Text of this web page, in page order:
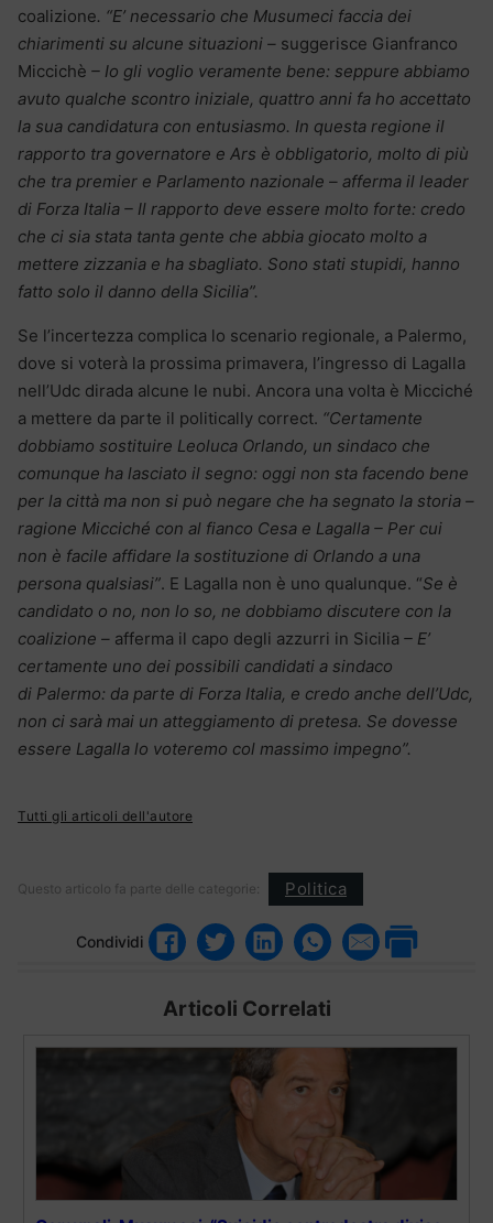
coalizione. “E’ necessario che Musumeci faccia dei
chiarimenti su alcune situazioni – suggerisce Gianfranco
Miccichè – Io gli voglio veramente bene: seppure abbiamo
avuto qualche scontro iniziale, quattro anni fa ho accettato
la sua candidatura con entusiasmo. In questa regione il
rapporto tra governatore e Ars è obbligatorio, molto di più
che tra premier e Parlamento nazionale – afferma il leader
di Forza Italia – Il rapporto deve essere molto forte: credo
che ci sia stata tanta gente che abbia giocato molto a
mettere zizzania e ha sbagliato. Sono stati stupidi, hanno
fatto solo il danno della Sicilia”.
Se l’incertezza complica lo scenario regionale, a Palermo,
dove si voterà la prossima primavera, l’ingresso di Lagalla
nell’Udc dirada alcune le nubi. Ancora una volta è Micciché
a mettere da parte il politically correct. “Certamente
dobbiamo sostituire Leoluca Orlando, un sindaco che
comunque ha lasciato il segno: oggi non sta facendo bene
per la città ma non si può negare che ha segnato la storia –
ragione Micciché con al fianco Cesa e Lagalla – Per cui
non è facile affidare la sostituzione di Orlando a una
persona qualsiasi”. E Lagalla non è uno qualunque. “Se è
candidato o no, non lo so, ne dobbiamo discutere con la
coalizione – afferma il capo degli azzurri in Sicilia – E’
certamente uno dei possibili candidati a sindaco
di Palermo: da parte di Forza Italia, e credo anche dell’Udc,
non ci sarà mai un atteggiamento di pretesa. Se dovesse
essere Lagalla lo voteremo col massimo impegno”.
Tutti gli articoli dell'autore
Questo articolo fa parte delle categorie: Politica
Condividi
Articoli Correlati